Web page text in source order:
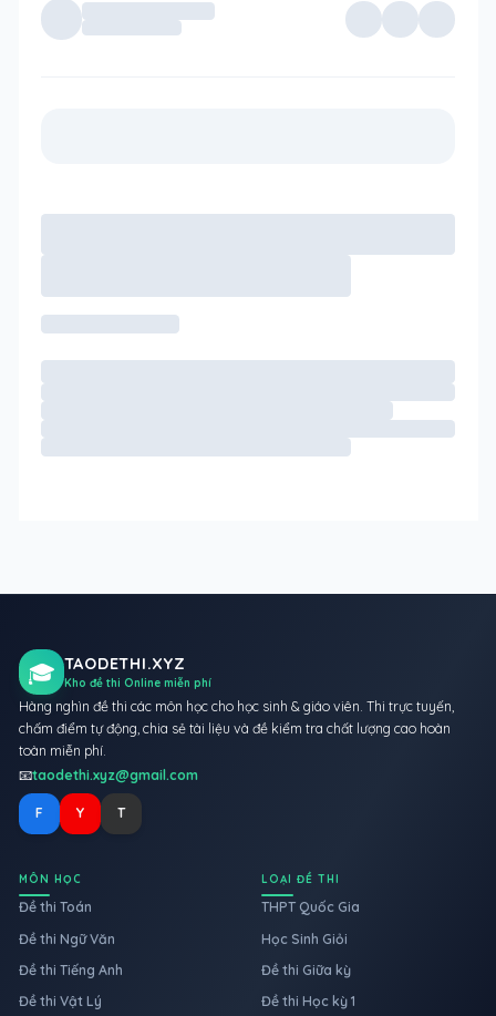
🎓 TAODETHI.XYZ
Kho đề thi Online miễn phí
Hàng nghìn đề thi các môn học cho học sinh & giáo viên. Thi trực tuyến,
chấm điểm tự động, chia sẻ tài liệu và đề kiểm tra chất lượng cao hoàn
toàn miễn phí.
📧taodethi.xyz@gmail.com
F Y T
MÔN HỌC
Đề thi Toán
Đề thi Ngữ Văn
Đề thi Tiếng Anh
Đề thi Vật Lý
LOẠI ĐỀ THI
THPT Quốc Gia
Học Sinh Giỏi
Đề thi Giữa kỳ
Đề thi Học kỳ 1